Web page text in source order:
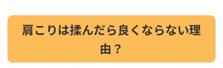
肩こりは揉んだら良くならない理
由？